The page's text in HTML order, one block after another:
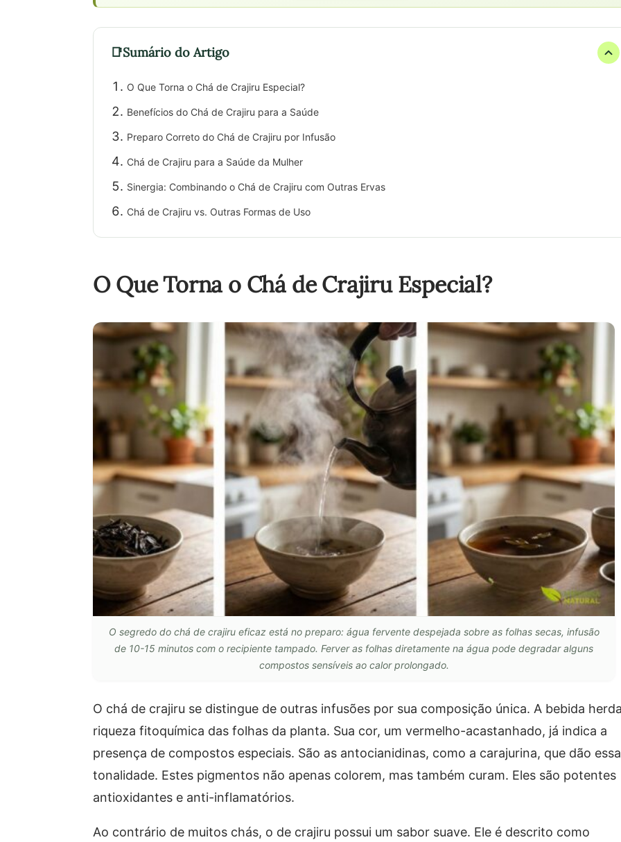
Sumário do Artigo
O Que Torna o Chá de Crajiru Especial?
Benefícios do Chá de Crajiru para a Saúde
Preparo Correto do Chá de Crajiru por Infusão
Chá de Crajiru para a Saúde da Mulher
Sinergia: Combinando o Chá de Crajiru com Outras Ervas
Chá de Crajiru vs. Outras Formas de Uso
O Que Torna o Chá de Crajiru Especial?
O segredo do chá de crajiru eficaz está no preparo: água fervente despejada sobre as folhas secas, infusão
de 10-15 minutos com o recipiente tampado. Ferver as folhas diretamente na água pode degradar alguns
compostos sensíveis ao calor prolongado.
O chá de crajiru se distingue de outras infusões por sua composição única. A bebida
riqueza fitoquímica das folhas da planta. Sua cor, um vermelho-acastanhado, já indica a
presença de compostos especiais. São as antocianidinas, como a carajurina, que dão essa
tonalidade. Estes pigmentos não apenas colorem, mas também curam. Eles são potentes
antioxidantes e anti-inflamatórios.
Ao contrário de muitos chás, o de crajiru possui um sabor suave. Ele é descrito como